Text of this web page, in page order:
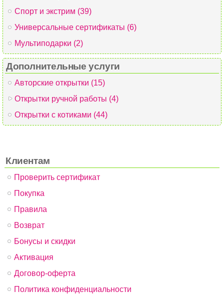
Спорт и экстрим (39)
Универсальные сертификаты (6)
Мультиподарки (2)
Дополнительные услуги
Авторские открытки (15)
Открытки ручной работы (4)
Открытки с котиками (44)
Клиентам
Проверить сертификат
Покупка
Правила
Возврат
Бонусы и скидки
Активация
Договор-оферта
Политика конфиденциальности